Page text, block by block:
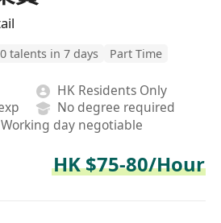
talents in 7 days Part Time
HK Residents Only
No degree required
day negotiable
HK $75-80/Hour